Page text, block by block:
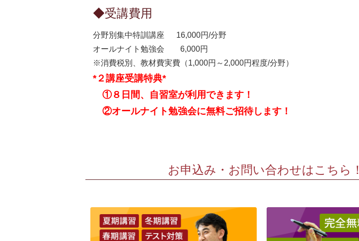
◆受講費用
分野別集中特訓講座 16,000円/分野
オールナイト勉強会 6,000円
※消費税別、教材費実費（1,000円～2,000円程度/分野）
*２講座受講特典*
①８日間、自習室が利用できます！
②オールナイト勉強会に無料ご招待します！
お申込み・お問い合わせはこちら！